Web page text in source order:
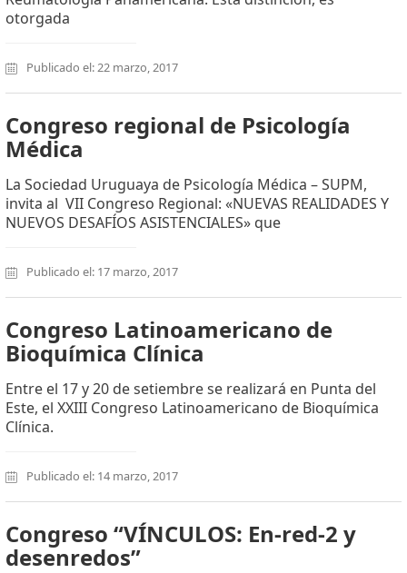
otorgada
Publicado el: 22 marzo, 2017
Congreso regional de Psicología
Médica
La Sociedad Uruguaya de Psicología Médica – SUPM,
invita al VII Congreso Regional: «NUEVAS REALIDADES Y
NUEVOS DESAFÍOS ASISTENCIALES» que
Publicado el: 17 marzo, 2017
Congreso Latinoamericano de
Bioquímica Clínica
Entre el 17 y 20 de setiembre se realizará en Punta del
Este, el XXIII Congreso Latinoamericano de Bioquímica
Clínica.
Publicado el: 14 marzo, 2017
Congreso “VÍNCULOS: En-red-2 y
desenredos”